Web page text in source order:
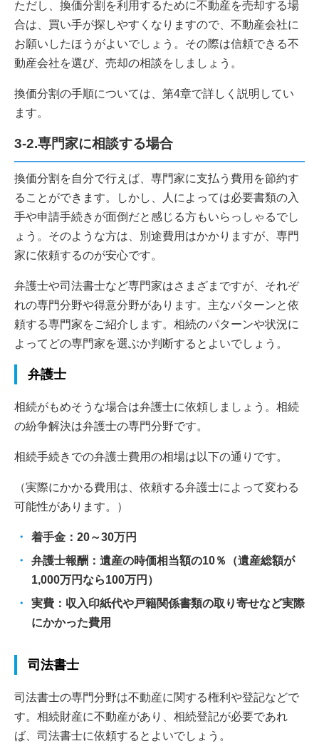
ただし、 換価分割を利用するために不動産を売却する場
合は、買い手が探しやすくなりますので、不動産会社に
お願いしたほうがよいでしょう。その際は信頼できる不
動産会社を選び、売却の相談をしましょう。
換価分割の手順については、第4章で詳しく説明してい
ます。
3-2.専門家に相談する場合
換価分割を自分で行えば、専門家に支払う費用を節約す
ることができます。しかし、人によっては必要書類の入
手や申請手続きが面倒だと感じる方もいらっしゃるでし
ょう。そのような方は、別途費用はかかりますが、専門
家に依頼するのが安心です。
弁護士や司法書士など専門家はさまざまですが、それぞ
れの専門分野や得意分野があります。主なパターンと依
頼する専門家をご紹介します。相続のパターンや状況に
よってどの専門家を選ぶか判断するとよいでしょう。
弁護士
相続がもめそうな場合は弁護士に依頼しましょう。相続
の紛争解決は弁護士の専門分野です。
相続手続きでの弁護士費用の相場は以下の通りです。
（実際にかかる費用は、依頼する弁護士によって変わる
可能性があります。）
着手金：20～30万円
弁護士報酬：遺産の時価相当額の10％（遺産総額が
1,000万円なら100万円）
実費：収入印紙代や戸籍関係書類の取り寄せなど実際
にかかった費用
司法書士
司法書士の専門分野は不動産に関する権利や登記などで
す。相続財産に不動産があり、相続登記が必要であれ
ば、司法書士に依頼するとよいでしょう。